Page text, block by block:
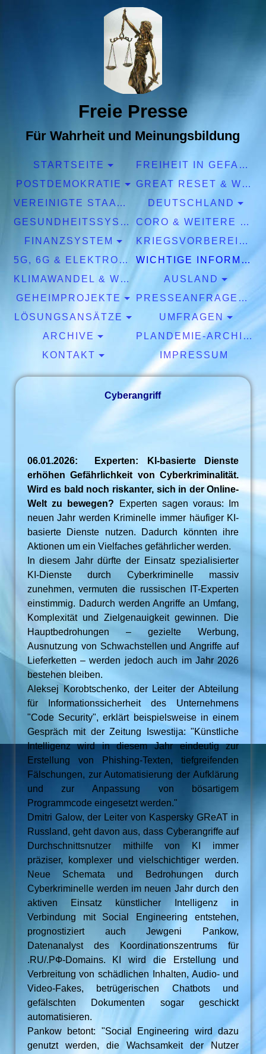
Freie Presse
Für Wahrheit und Meinungsbildung
STARTSEITE
FREIHEIT IN GEFAHR
POSTDEMOKRATIE
GREAT RESET & WEF
VEREINIGTE STAATEN EUROPA
DEUTSCHLAND
GESUNDHEITSSYSTEM
CORO & WEITERE PANDEMIEN
FINANZSYSTEM
KRIEGSVORBEREITUNGEN
5G, 6G & ELEKTROSMOG
WICHTIGE INFORMATIONEN
KLIMAWANDEL & WETTER
AUSLAND
GEHEIMPROJEKTE
PRESSEANFRAGEN & EXPERTISEN
LÖSUNGSANSÄTZE
UMFRAGEN
ARCHIVE
PLANDEMIE-ARCHIV
KONTAKT
IMPRESSUM
Cyberangriff
06.01.2026: Experten: KI-basierte Dienste
erhöhen Gefährlichkeit von Cyberkriminalität.
Wird es bald noch riskanter, sich in der Online-
Welt zu bewegen?
Experten sagen voraus: Im
neuen Jahr werden Kriminelle immer häufiger KI-
basierte Dienste nutzen. Dadurch könnten ihre
Aktionen um ein Vielfaches gefährlicher werden.
In diesem Jahr dürfte der Einsatz spezialisierter
KI-Dienste durch Cyberkriminelle massiv
zunehmen, vermuten die russischen IT-Experten
einstimmig. Dadurch werden Angriffe an Umfang,
Komplexität und Zielgenauigkeit gewinnen. Die
Hauptbedrohungen – gezielte Werbung,
Ausnutzung von Schwachstellen und Angriffe auf
Lieferketten – werden jedoch auch im Jahr 2026
bestehen bleiben.
Aleksej Korobtschenko, der Leiter der Abteilung
für Informationssicherheit des Unternehmens
"Code Security", erklärt beispielsweise in einem
Gespräch mit der Zeitung Iswestija: "Künstliche
Intelligenz wird in diesem Jahr eindeutig zur
Erstellung von Phishing-Texten, tiefgreifenden
Fälschungen, zur Automatisierung der Aufklärung
und zur Anpassung von bösartigem
Programmcode eingesetzt werden."
Dmitri Galow, der Leiter von Kaspersky GReAT in
Russland, geht davon aus, dass Cyberangriffe auf
Durchschnittsnutzer mithilfe von KI immer
präziser, komplexer und vielschichtiger werden.
Neue Schemata und Bedrohungen durch
Cyberkriminelle werden im neuen Jahr durch den
aktiven Einsatz künstlicher Intelligenz in
Verbindung mit Social Engineering entstehen,
prognostiziert auch Jewgeni Pankow,
Datenanalyst des Koordinationszentrums für
.RU/.РФ-Domains. KI wird die Erstellung und
Verbreitung von schädlichen Inhalten, Audio- und
Video-Fakes, betrügerischen Chatbots und
gefälschten Dokumenten sogar geschickt
automatisieren.
Pankow betont: "Social Engineering wird dazu
genutzt werden, die Wachsamkeit der Nutzer